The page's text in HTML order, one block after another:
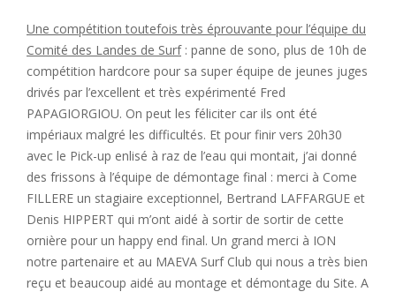
Une compétition toutefois très éprouvante pour l’équipe du
Comité des Landes de Surf: panne de sono, plus de 10h de
compétition hardcore pour sa super équipe de jeunes juges
drivés par l’excellent et très expérimenté Fred
PAPAGIORGIOU. On peut les féliciter car ils ont été
impériaux malgré les difficultés. Et pour finir vers 20h30
avec le Pick-up enlisé à raz de l’eau qui montait, j’ai donné
des frissons à l’équipe de démontage final : merci à Come
FILLERE un stagiaire exceptionnel, Bertrand LAFFARGUE et
Denis HIPPERT qui m’ont aidé à sortir de sortir de cette
ornière pour un happy end final. Un grand merci à ION
notre partenaire et au MAEVA Surf Club qui nous a très bien
reçu et beaucoup aidé au montage et démontage du Site. A